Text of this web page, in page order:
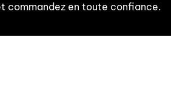
commandez en toute confiance.